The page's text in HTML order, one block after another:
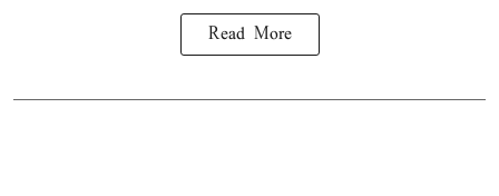
Read More